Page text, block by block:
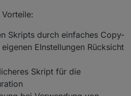
Skripts durch einfaches Copy-
EInstellungen Rücksicht
Skript für die